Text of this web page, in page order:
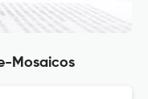
Mosaicos